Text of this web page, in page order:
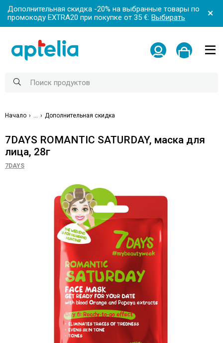
Дополнительная скидка -20% на выбранные товары по
промокоду EXTRA20 при покупке от 35 €: Выбирать
Начало Дополнительная скидка
7DAYS ROMANTIC SATURDAY, маска для
лица, 28г
7DAYS